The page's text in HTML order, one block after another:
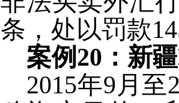
条，处以罚款
案例20 ：新
2015年9 月至